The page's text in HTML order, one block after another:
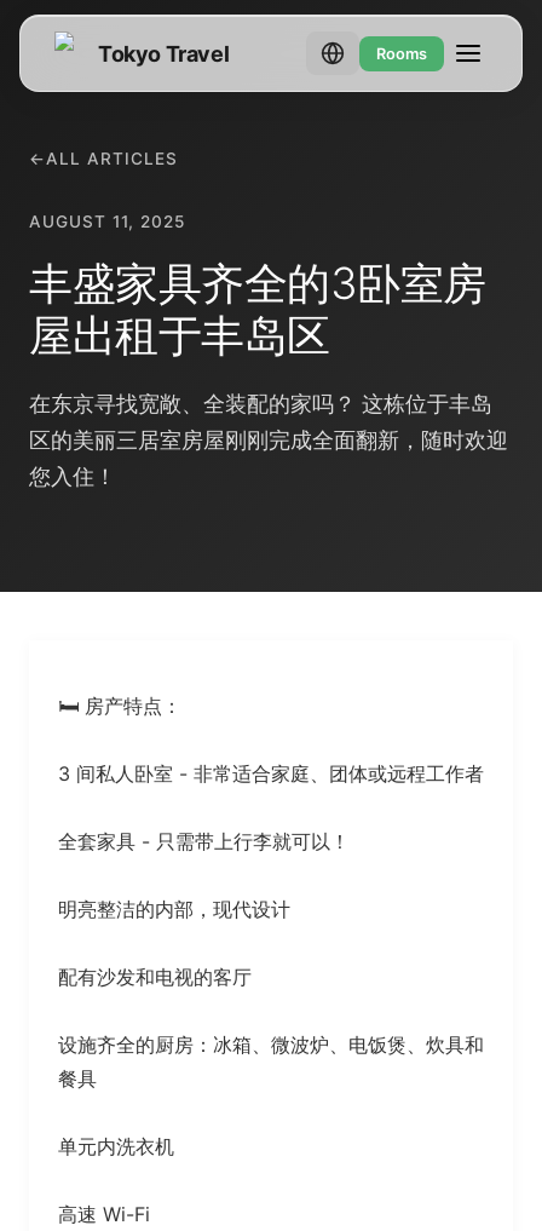
Tokyo Travel Rooms
←ALL ARTICLES
AUGUST 11, 2025
丰盛家具齐全的3卧室房
屋出租于丰岛区
在东京寻找宽敞、全装配的家吗？ 这栋位于丰岛
区的美丽三居室房屋刚刚完成全面翻新，随时欢迎
您入住！
🛏️ 房产特点：
3 间私人卧室 - 非常适合家庭、团体或远程工作者
全套家具 - 只需带上行李就可以！
明亮整洁的内部，现代设计
配有沙发和电视的客厅
设施齐全的厨房：冰箱、微波炉、电饭煲、炊具和
餐具
单元内洗衣机
高速 Wi-Fi